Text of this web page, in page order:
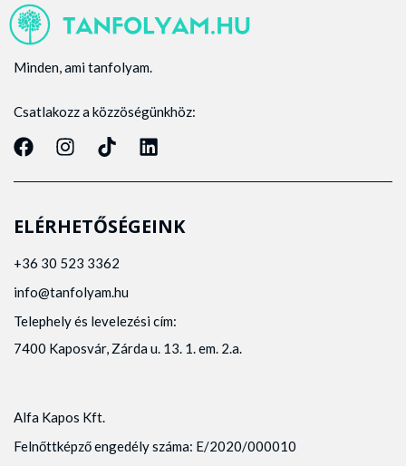
Minden, ami tanfolyam.
Csatlakozz a közzöségünkhöz:
ELÉRHETŐSÉGEINK
+36 30 523 3362
info@tanfolyam.hu
Telephely és levelezési cím:
7400 Kaposvár, Zárda u. 13. 1. em. 2.a.
Alfa Kapos Kft.
Felnőttképző engedély száma: E/2020/000010